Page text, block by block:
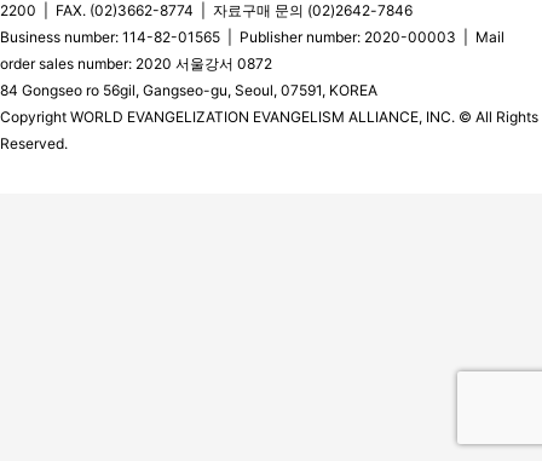
2200 | FAX. (02)3662-8774 | 자료구매 문의 (02)2642-7846
Business number: 114-82-01565 | Publisher number: 2020-00003 | Mail
order sales number: 2020 서울강서 0872
84 Gongseo ro 56gil, Gangseo-gu, Seoul, 07591, KOREA
Copyright WORLD EVANGELIZATION EVANGELISM ALLIANCE, INC. © All Rights
Reserved.